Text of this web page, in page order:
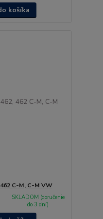
košíka
C-M, C-M VW
SKLADOM (doručenie
do 3 dní)